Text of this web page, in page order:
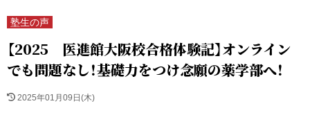
塾生の声
【2025 医進館大阪校合格体験記】オンライン
でも問題なし！基礎力をつけ念願の薬学部へ！
2025年01月09日(木)